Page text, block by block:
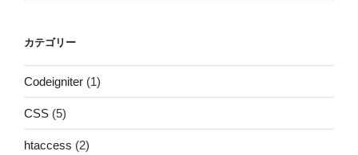
カテゴリー
Codeigniter (1)
CSS (5)
htaccess (2)